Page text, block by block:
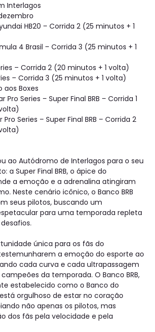
Interlagos
HB20 – Corrida 2 (25 minutos + 1
4 Brasil – Corrida 3 (25 minutos + 1
– Corrida 2 (20 minutos + 1 volta)
– Corrida 3 (25 minutos + 1 volta)
aos Boxes
Pro Series – Super Final BRB – Corrida 1
Pro Series – Super Final BRB – Corrida 2
ao Autódromo de Interlagos para o seu
a Super Final BRB, o ápice do
a emoção e a adrenalina atingiram
Neste cenário icônico, o Banco BRB
seus pilotos, buscando um
para uma temporada repleta
única para os fãs do
a emoção do esporte ao
cada curva e cada ultrapassagem
da temporada. O Banco BRB,
estabelecido como o Banco do
orgulhoso de estar no coração
não apenas os pilotos, mas
dos fãs pela velocidade e pela